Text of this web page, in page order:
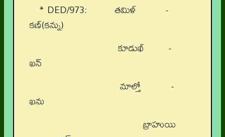
* DED/973: తమిళ్ -
కణ్(కన్ను)
కూడుఖ్ -
ఖన్
మాల్తో -
ఖను
బ్రాహుయి